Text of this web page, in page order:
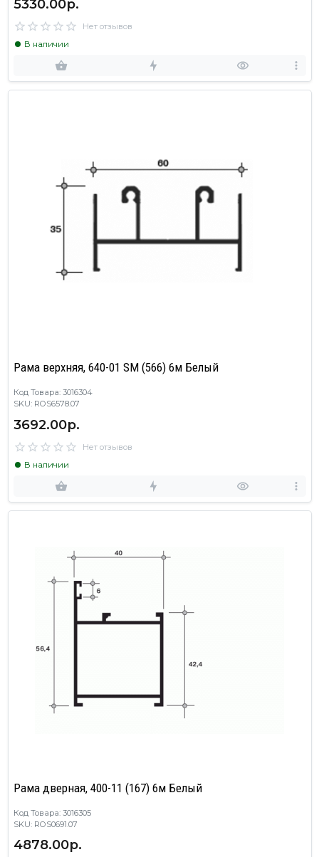
5330.00р.
Нет отзывов
В наличии
Рама верхняя, 640-01 SM (566) 6м Белый
Код Товара: 3016304
SKU: ROS6578.07
3692.00р.
Нет отзывов
В наличии
Рама дверная, 400-11 (167) 6м Белый
Код Товара: 3016305
SKU: ROS0691.07
4878.00р.